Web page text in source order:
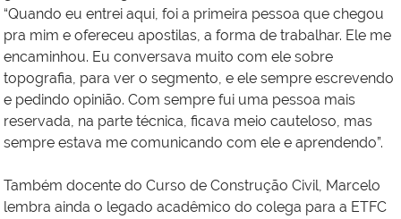
“Quando eu entrei aqui, foi a primeira pessoa que chegou
pra mim e ofereceu apostilas, a forma de trabalhar. Ele me
encaminhou. Eu conversava muito com ele sobre
topografia, para ver o segmento, e ele sempre escrevendo
e pedindo opinião. Com sempre fui uma pessoa mais
reservada, na parte técnica, ficava meio cauteloso, mas
sempre estava me comunicando com ele e aprendendo”.
Também docente do Curso de Construção Civil, Marcelo
lembra ainda o legado acadêmico do colega para a ETFC